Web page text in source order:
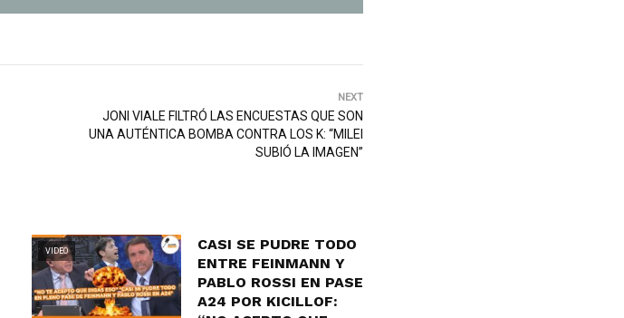
NEXT
JONI VIALE FILTRÓ LAS ENCUESTAS QUE SON
UNA AUTÉNTICA BOMBA CONTRA LOS K: “MILEI
SUBIÓ LA IMAGEN”
VIDEO
CASI SE PUDRE TODO
ENTRE FEINMANN Y
PABLO ROSSI EN PASE
A24 POR KICILLOF: